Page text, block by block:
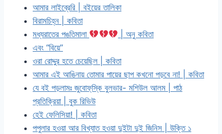
আমার লাইব্রেরি | বইয়ের তালিকা
বিরামচিহ্ন | কবিতা
মধ্যরাতের পঙতিমালা
| অনু কবিতা
এবং “বিয়ে”
ওরা রোদ্দুর হতে চেয়েছিল | কবিতা
আমার এই আঙিনায় তোমার পায়ের ছাপ কখনো পড়বে না! | কবিতা
যে বই পড়লামঃ জুবোফ্‌স্কি বুলভার- মশিউল আলম | পাঠ
প্রতিক্রিয়া | বুক রিভিউ
হেই ফেলিসিয়া! | কবিতা
পপুলার হওয়া আর বিখ্যাত হওয়া দুইটা দুই জিনিস | উক্তি ১